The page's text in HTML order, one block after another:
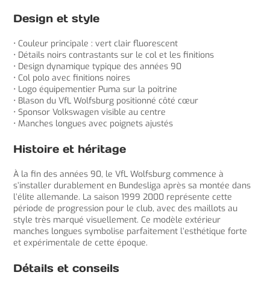
Design et style
• Couleur principale : vert clair fluorescent
• Détails noirs contrastants sur le col et les finitions
• Design dynamique typique des années 90
• Col polo avec finitions noires
• Logo équipementier Puma sur la poitrine
• Blason du VfL Wolfsburg positionné côté cœur
• Sponsor Volkswagen visible au centre
• Manches longues avec poignets ajustés
Histoire et héritage
À la fin des années 90, le VfL Wolfsburg commence à
s’installer durablement en Bundesliga après sa montée dans
l’élite allemande. La saison 1999 2000 représente cette
période de progression pour le club, avec des maillots au
style très marqué visuellement. Ce modèle extérieur
manches longues symbolise parfaitement l’esthétique forte
et expérimentale de cette époque.
Détails et conseils